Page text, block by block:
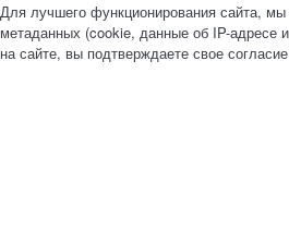
Для лучшего функционирования сайта,
метаданных (cookie, данные об IP-адресе
на сайте, вы подтверждаете свое